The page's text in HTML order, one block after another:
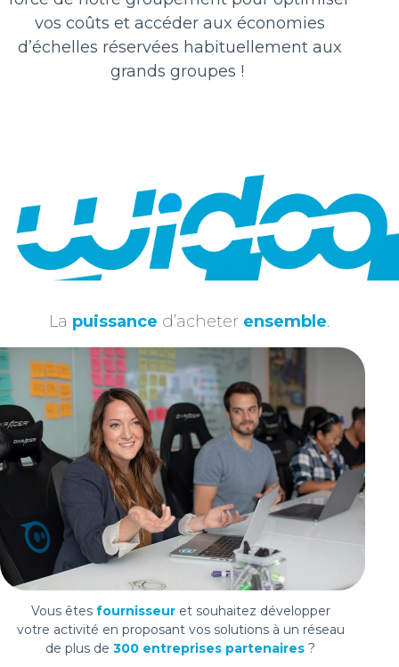
groupement d’achats collaboratifs constitué
d’une cinquantaine de sociétés indépendantes
souhaitant mutualiser leurs achats non
vos coûts et accéder aux économies
d’échelles réservées habituellement aux
grands groupes !
La puissance d’acheter ensemble.
Vous êtes fournisseuret souhaitez développer
votre activité en proposant vos solutions à un réseau
de plus de300 entreprises partenaires ?